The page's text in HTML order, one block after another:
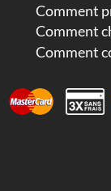
Comment
Comment
Comment